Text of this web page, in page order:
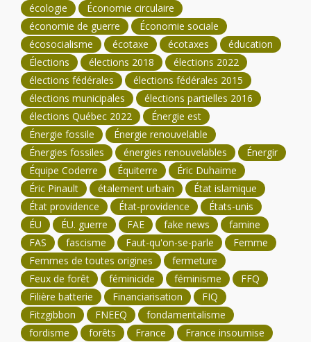
écologie
Économie circulaire
économie de guerre
Économie sociale
écosocialisme
écotaxe écotaxes
éducation
Élections
élections 2018
élections 2022
élections fédérales
élections fédérales 2015
élections municipales
élections partielles 2016
élections Québec 2022
Énergie est
Énergie fossile
Énergie renouvelable
Énergies fossiles
énergies renouvelables
Énergir
Équipe Coderre
Équiterre
Éric Duhaime
Éric Pinault
étalement urbain
État islamique
État providence
État-providence
États-unis
ÉU
ÉU. guerre FAE fake news
famine
FAS
fascisme Faut-qu'on-se-parle
Femme
Femmes de toutes origines
fermeture
Feux de forêt
féminicide féminisme
FFQ
Filière batterie
Financiarisation
FIQ
Fitzgibbon
FNEEQ
fondamentalisme
fordisme
forêts France
France insoumise